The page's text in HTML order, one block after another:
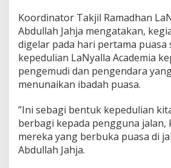
a
g
T
a
k
j
Koordinator Takjil Ramadhan
Abdullah Jahja mengatakan,
digelar pada hari pertama puasa
kepedulian LaNyalla Academia
pengemudi dan pengendara
menunaikan ibadah puasa.
”Ini sebagi bentuk kepedulian
berbagi kepada pengguna jalan,
mereka yang berbuka puasa di
Abdullah Jahja.